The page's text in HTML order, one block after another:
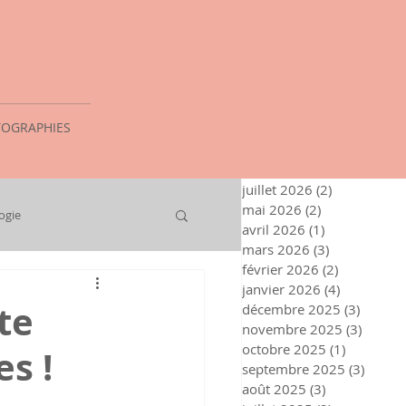
!
juillet 2026 (2)
mai 2026 (2)
avril 2026 (1)
mars 2026 (3)
février 2026 (2)
janvier 2026 (4)
décembre 2025 (3)
novembre 2025 (3)
octobre 2025 (1)
septembre 2025 (3)
août 2025 (3)